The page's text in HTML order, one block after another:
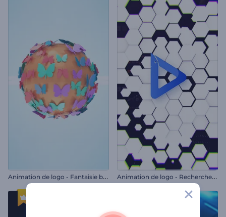
A
nimation de logo - Fantaisie brillante aux papillons A
nimation de logo - Recherche sur le web